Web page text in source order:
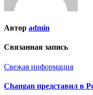
Автор admin
Связанная запись
Свежая информация
Changan представил в